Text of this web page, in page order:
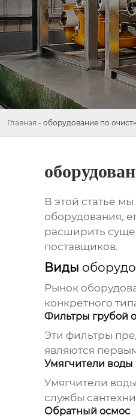
Главная - оборудование по
В этой статье
оборудования,
расширить
поставщиков.
Виды
Рынок
конкретного
Фильтры грубой
Эти фильтры
являются
Умягчители воды
Умягчители
службы
Обратный осмос